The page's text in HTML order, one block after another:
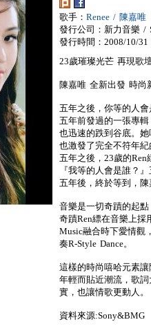
歌手： Renee / 陳嘉唯
發行公司：新力音樂 /
發行時間：2008/10/31
23歲璀璨光芒 再現歌
陳嘉唯 全新出發 時尚
五年之後，你等的人
五年前發過的一張專
也迅速的跌到谷底。
也激發了完全不符年
五年之後，23歲的Ren
『我等的人會是誰？
五年後，終於等到，陳
音樂是一切奇蹟的起點
奇蹟Ren縹在音樂上採
Music融合時下愛情觀
奏R-Style Dance。
這樣的時尚嘻哈元素
年輕而貼近潮流，歌
實，也讓情歌更動人。
資料來源:Sony&BMG